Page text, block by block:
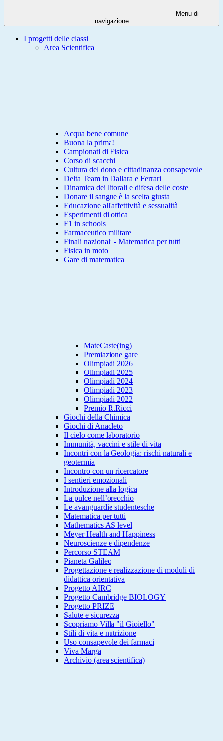
Menu di
navigazione
I progetti delle classi
Area Scientifica
Acqua bene comune
Buona la prima!
Campionati di Fisica
Corso di scacchi
Cultura del dono e cittadinanza consapevole
Delta Team in Dallara e Ferrari
Dinamica dei litorali e difesa delle coste
Donare il sangue è la scelta giusta
Educazione all'affettività e sessualità
Esperimenti di ottica
F1 in schools
Farmaceutico militare
Finali nazionali - Matematica per tutti
Fisica in moto
Gare di matematica
MateCaste(ing)
Premiazione gare
Olimpiadi 2026
Olimpiadi 2025
Olimpiadi 2024
Olimpiadi 2023
Olimpiadi 2022
Premio R.Ricci
Giochi della Chimica
Giochi di Anacleto
Il cielo come laboratorio
Immunità, vaccini e stile di vita
Incontri con la Geologia: rischi naturali e
geotermia
Incontro con un ricercatore
I sentieri emozionali
Introduzione alla logica
La pulce nell’orecchio
Le avanguardie studentesche
Matematica per tutti
Mathematics AS level
Meyer Health and Happiness
Neuroscienze e dipendenze
Percorso STEAM
Pianeta Galileo
Progettazione e realizzazione di moduli di
didattica orientativa
Progetto AIRC
Progetto Cambridge BIOLOGY
Progetto PRIZE
Salute e sicurezza
Scopriamo Villa "il Gioiello"
Stili di vita e nutrizione
Uso consapevole dei farmaci
Viva Marga
Archivio (area scientifica)